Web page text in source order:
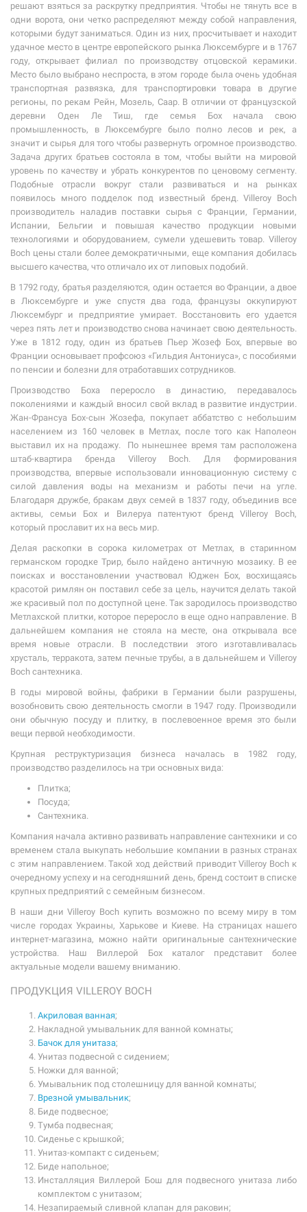
решают взяться за раскрутку предприятия. Чтобы не тянуть все в
одни ворота, они четко распределяют между собой направления,
которыми будут заниматься. Один из них, просчитывает и находит
удачное место в центре европейского рынка Люксембурге и в 1767
году, открывает филиал по производству отцовской керамики.
Место было выбрано неспроста, в этом городе была очень удобная
транспортная развязка, для транспортировки товара в другие
регионы, по рекам Рейн, Мозель, Саар. В отличии от французской
деревни Оден Ле Тиш, где семья Бох начала свою
промышленность, в Люксембурге было полно лесов и рек, а
значит и сырья для того чтобы развернуть огромное производство.
Задача других братьев состояла в том, чтобы выйти на мировой
уровень по качеству и убрать конкурентов по ценовому сегменту.
Подобные отрасли вокруг стали развиваться и на рынках
появилось много подделок под известный бренд. Villeroy Boch
производитель наладив поставки сырья с Франции, Германии,
Испании, Бельгии и повышая качество продукции новыми
технологиями и оборудованием, сумели удешевить товар. Villeroy
Boch цены стали более демократичными, еще компания добилась
высшего качества, что отличало их от липовых подобий.
В 1792 году, братья разделяются, один остается во Франции, а двое
в Люксембурге и уже спустя два года, французы оккупируют
Люксембург и предприятие умирает. Восстановить его удается
через пять лет и производство снова начинает свою деятельность.
Уже в 1812 году, один из братьев Пьер Жозеф Бох, впервые во
Франции основывает профсоюз «Гильдия Антониуса», с пособиями
по пенсии и болезни для отработавших сотрудников.
Производство Боха переросло в династию, передавалось
поколениями и каждый вносил свой вклад в развитие индустрии.
Жан-Франсуа Бох-сын Жозефа, покупает аббатство с небольшим
населением из 160 человек в Метлах, после того как Наполеон
выставил их на продажу. По нынешнее время там расположена
штаб-квартира бренда Villeroy Boch. Для формирования
производства, впервые использовали инновационную систему с
силой давления воды на механизм и работы печи на угле.
Благодаря дружбе, бракам двух семей в 1837 году, объединив все
активы, семьи Бох и Вилеруа патентуют бренд Villeroy Boch,
который прославит их на весь мир.
Делая раскопки в сорока километрах от Метлах, в старинном
германском городке Трир, было найдено античную мозаику. В ее
поисках и восстановлении участвовал Юджен Бох, восхищаясь
красотой римлян он поставил себе за цель, научится делать такой
же красивый пол по доступной цене. Так зародилось производство
Метлахской плитки, которое переросло в еще одно направление. В
дальнейшем компания не стояла на месте, она открывала все
время новые отрасли. В последствии этого изготавливалась
хрусталь, терракота, затем печные трубы, а в дальнейшем и Villeroy
Boch сантехника.
В годы мировой войны, фабрики в Германии были разрушены,
возобновить свою деятельность смогли в 1947 году. Производили
они обычную посуду и плитку, в послевоенное время это были
вещи первой необходимости.
Крупная реструктуризация бизнеса началась в 1982 году,
производство разделилось на три основных вида:
Плитка;
Посуда;
Сантехника.
Компания начала активно развивать направление сантехники и со
временем стала выкупать небольшие компании в разных странах
с этим направлением. Такой ход действий приводит Villeroy Boch к
очередному успеху и на сегодняшний день, бренд состоит в списке
крупных предприятий с семейным бизнесом.
В наши дни Villeroy Boch купить возможно по всему миру в том
числе городах Украины, Харькове и Киеве. На страницах нашего
интернет-магазина, можно найти оригинальные сантехнические
устройства. Наш Виллерой Бох каталог представит более
актуальные модели вашему вниманию.
ПРОДУКЦИЯ VILLEROY BOCH
Акриловая ванная;
Накладной умывальник для ванной комнаты;
Бачок для унитаза;
Унитаз подвесной с сидением;
Ножки для ванной;
Умывальник под столешницу для ванной комнаты;
Врезной умывальник;
Биде подвесное;
Тумба подвесная;
Сиденье с крышкой;
Унитаз-компакт с сиденьем;
Биде напольное;
Инсталляция Виллерой Бош для подвесного унитаза либо
комплектом с унитазом;
Незапираемый сливной клапан для раковин;